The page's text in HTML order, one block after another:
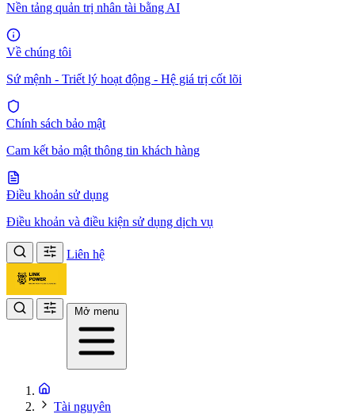
Nền tảng quản trị nhân tài bằng AI
Về chúng tôi
Sứ mệnh - Triết lý hoạt động - Hệ giá trị cốt lõi
Chính sách bảo mật
Cam kết bảo mật thông tin khách hàng
Điều khoản sử dụng
Điều khoản và điều kiện sử dụng dịch vụ
Liên hệ
Mở menu
Tài nguyên